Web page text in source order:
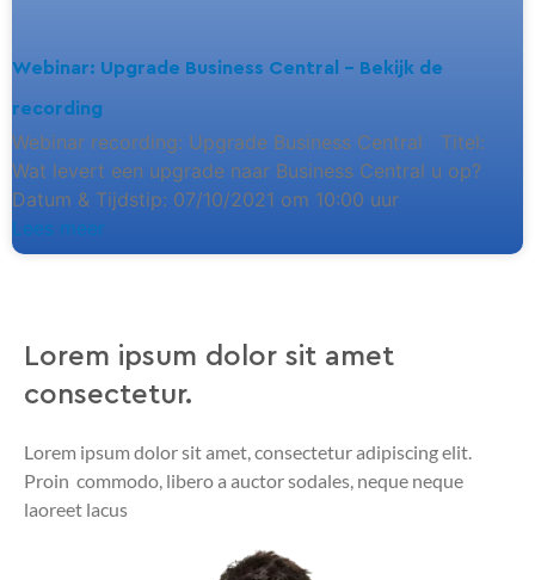
Webinar: Upgrade Business Central – Bekijk de
recording
Webinar recording: Upgrade Business Central Titel:
Wat levert een upgrade naar Business Central u op?
Datum & Tijdstip: 07/10/2021 om 10:00 uur
Lees meer
Lorem ipsum dolor sit amet
consectetur.
Lorem ipsum dolor sit amet, consectetur adipiscing elit.
Proin commodo, libero a auctor sodales, neque neque
laoreet lacus